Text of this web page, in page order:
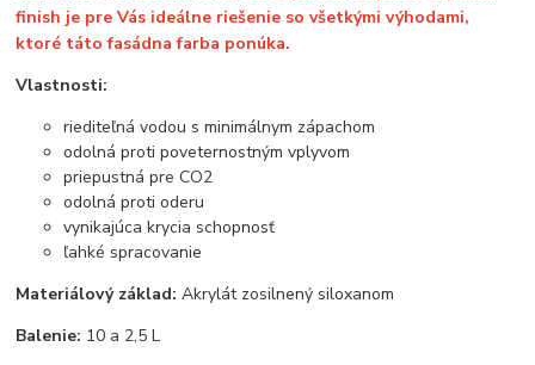
finish je pre Vás ideálne riešenie so všetkými výhodami,
ktoré táto fasádna farba ponúka.
Vlastnosti:
riediteľná vodou s minimálnym zápachom
odolná proti poveternostným vplyvom
priepustná pre CO2
odolná proti oderu
vynikajúca krycia schopnosť
ľahké spracovanie
Materiálový základ: Akrylát zosilnený siloxanom
Balenie: 10 a 2,5 L